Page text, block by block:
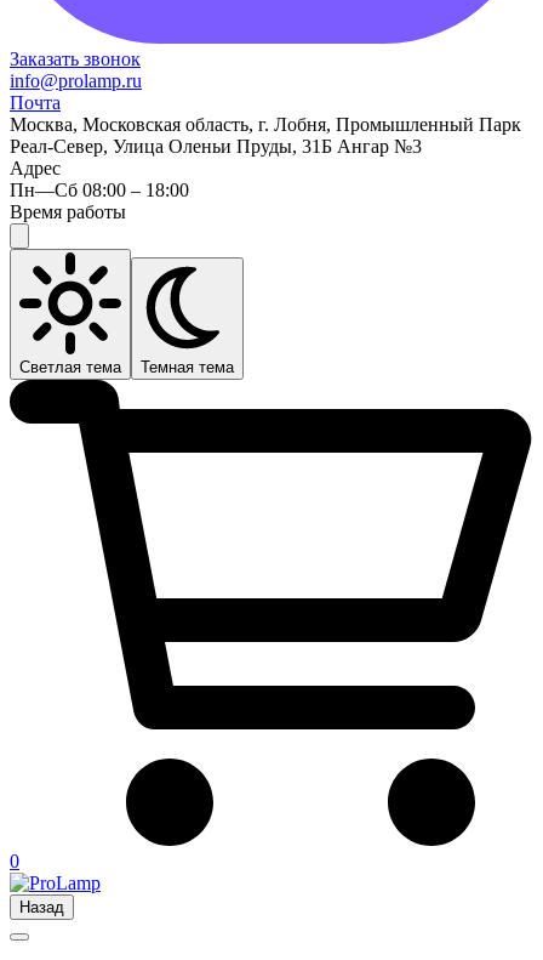
Заказать звонок
info@prolamp.ru
Почта
Москва, Московская область, г. Лобня, Промышленный Парк
Реал-Север, Улица Оленьи Пруды, 31Б Ангар №3
Адрес
Пн—Сб 08:00 – 18:00
Время работы
Светлая тема Темная тема
0
Назад